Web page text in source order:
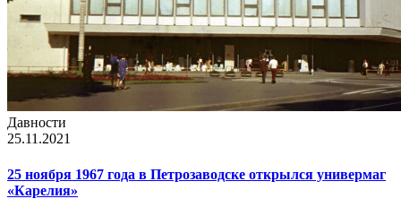
Давности
25.11.2021
25 ноября 1967 года в Петрозаводске открылся универмаг
«Карелия»